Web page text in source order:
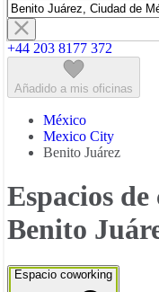
+44 203 8177 372
Añadido a mis oficinas
México
Mexico City
Benito Juárez
Espacios
Benito
Espacio coworking